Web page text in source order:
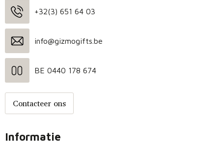
+32(3) 651 64 03
info@gizmogifts.be
BE 0440 178 674
Contacteer ons
Informatie